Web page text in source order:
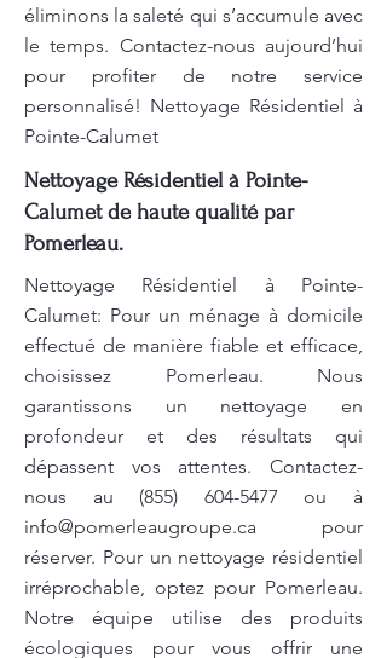
éliminons la saleté qui s’accumule avec
le temps. Contactez-nous aujourd’hui
pour profiter de notre service
personnalisé! Nettoyage Résidentiel à
Pointe-Calumet
Nettoyage Résidentiel à Pointe-
Calumet de haute qualité par
Pomerleau.
Nettoyage Résidentiel à Pointe-
Calumet: Pour un ménage à domicile
effectué de manière fiable et efficace,
choisissez Pomerleau. Nous
garantissons un nettoyage en
profondeur et des résultats qui
dépassent vos attentes. Contactez-
nous au (855) 604-5477 ou à
info@pomerleaugroupe.ca pour
réserver. Pour un nettoyage résidentiel
irréprochable, optez pour Pomerleau.
Notre équipe utilise des produits
écologiques pour vous offrir une